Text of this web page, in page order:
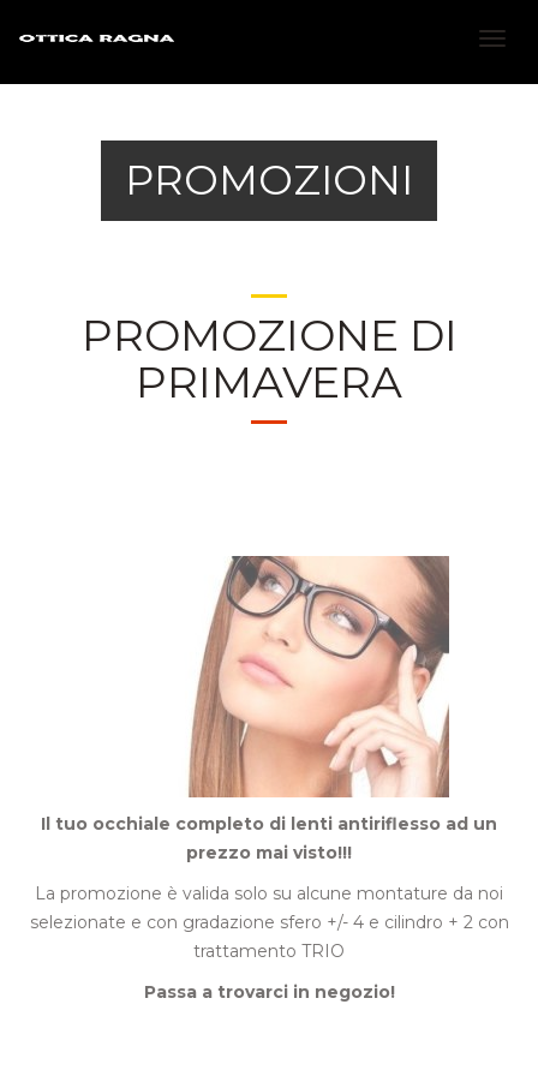
PROMOZIONI
PROMOZIONE DI
PRIMAVERA
Il tuo occhiale completo di lenti antiriflesso ad un
prezzo mai visto!!!
La promozione è valida solo su alcune montature da noi
selezionate e con gradazione sfero +/- 4 e cilindro + 2 con
trattamento TRIO
Passa a trovarci in negozio!